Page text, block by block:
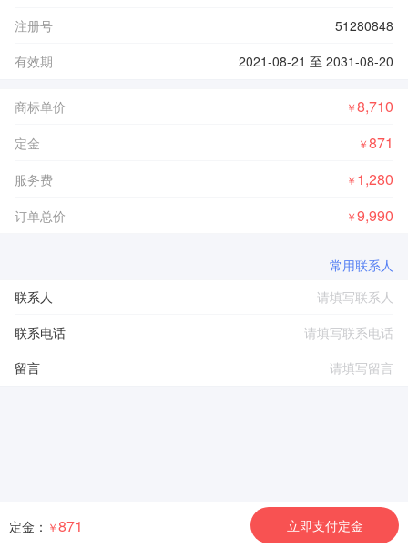
注册号
51280848
有效期
2021-08-21 至 2031-08-20
商标单价 ￥8,710
定金 ￥871
服务费 ￥ 1,280
订单总价 ￥9,990
常用联系人
联系人
联系电话
留言
定金： ￥871 立即支付定金